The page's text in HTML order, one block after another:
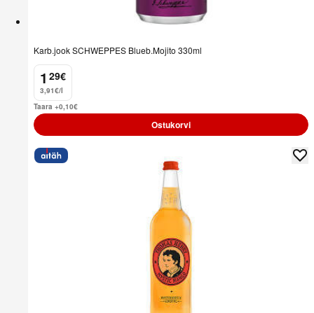
Karb.jook SCHWEPPES Blueb.Mojito 330ml
1
. 29€
3,91€/l
Taara +0,10€
Ostukorvi